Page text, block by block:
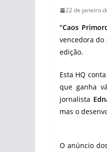
22 de janeiro
“Caos
vencedora
edição.
Esta HQ
que ganha
jornalista
mas o
O anúncio